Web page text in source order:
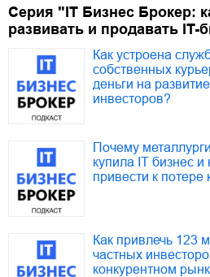
Серия "IT Бизнес Брокер:
развивать и продавать IT-
Как устроена
собственных
деньги на
инвесторов?
Почему
купила IT бизнес и
привести к потере
Как привлечь 123
частных
конкурентном